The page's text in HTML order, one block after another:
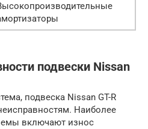
подвески Nissan
подвеска Nissan GT-R
Наиболее
включают износ